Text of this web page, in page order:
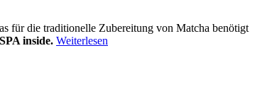
für die traditionelle Zubereitung von Matcha benötigt
inside. Weiterlesen